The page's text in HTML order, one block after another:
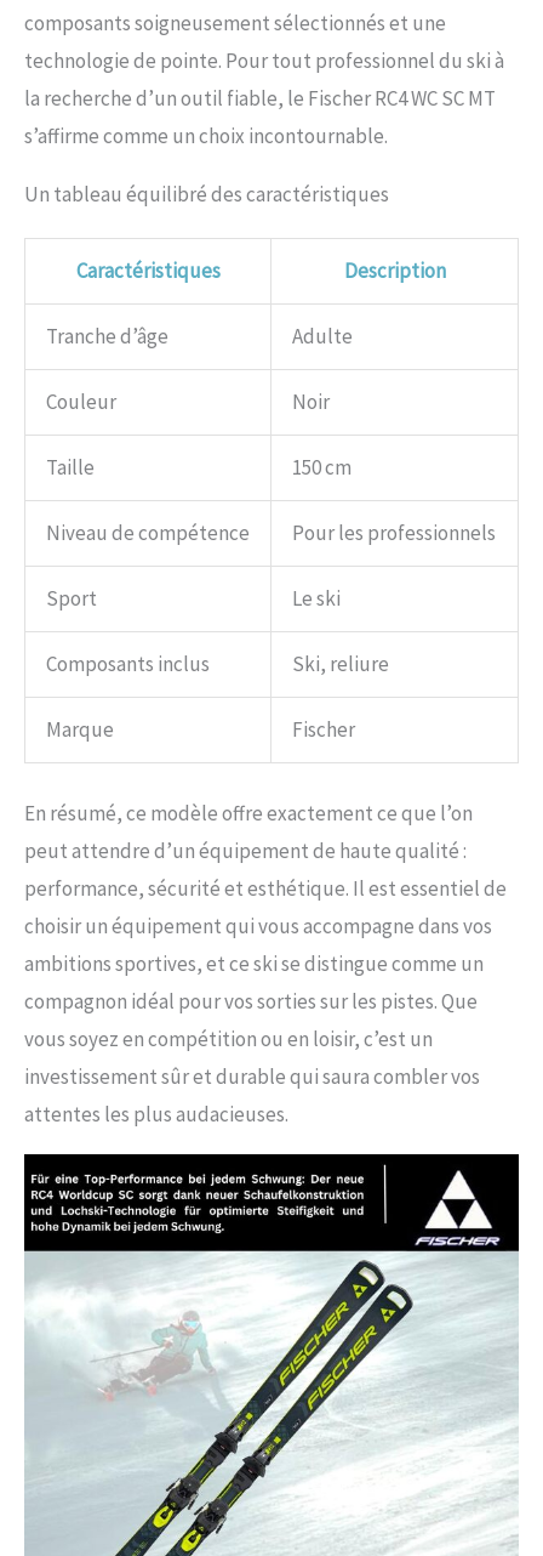
composants soigneusement sélectionnés et une
technologie de pointe. Pour tout professionnel du ski à
la recherche d’un outil fiable, le Fischer RC4 WC SC MT
s’affirme comme un choix incontournable.
Un tableau équilibré des caractéristiques
Caractéristiques Description
Tranche d’âge Adulte
Couleur Noir
Taille 150 cm
Niveau de compétence Pour les professionnels
Sport Le ski
Composants inclus Ski, reliure
Marque Fischer
En résumé, ce modèle offre exactement ce que l’on
peut attendre d’un équipement de haute qualité :
performance, sécurité et esthétique. Il est essentiel de
choisir un équipement qui vous accompagne dans vos
ambitions sportives, et ce ski se distingue comme un
compagnon idéal pour vos sorties sur les pistes. Que
vous soyez en compétition ou en loisir, c’est un
investissement sûr et durable qui saura combler vos
attentes les plus audacieuses.